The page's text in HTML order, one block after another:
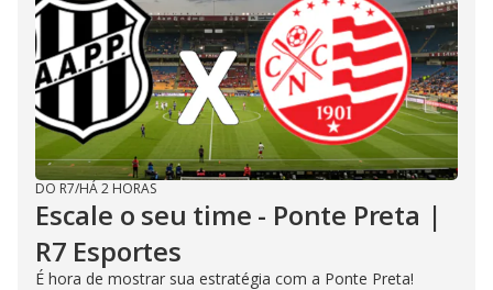
DO R7/HÁ 2 HORAS
Escale o seu time - Ponte Preta |
R7 Esportes
É hora de mostrar sua estratégia com a Ponte Preta!